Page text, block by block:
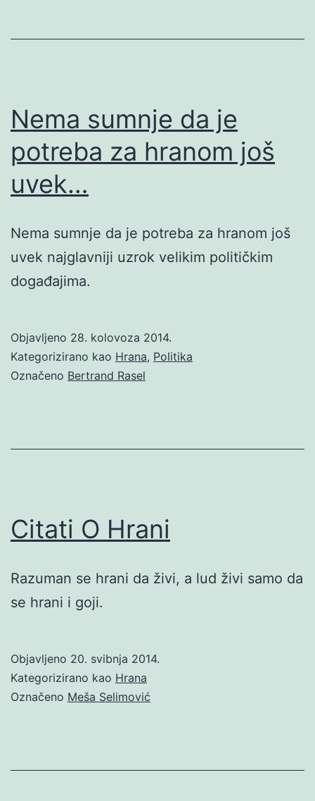
Nema sumnje da je
potreba za hranom još
uvek…
Nema sumnje da je potreba za hranom još
uvek najglavniji uzrok velikim političkim
događajima.
Objavljeno 28. kolovoza 2014.
Kategorizirano kao Hrana, Politika
Označeno Bertrand Rasel
Citati O Hrani
Razuman se hrani da živi, a lud živi samo da
se hrani i goji.
Objavljeno 20. svibnja 2014.
Kategorizirano kao Hrana
Označeno Meša Selimović